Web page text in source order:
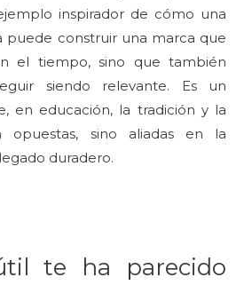
inspirador de cómo una
puede construir una marca que
el tiempo, sino que también
siendo relevante. Es un
en educación, la tradición y la
opuestas, sino aliadas en la
duradero.
te ha parecido